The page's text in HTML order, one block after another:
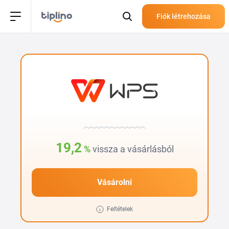
Fiók létrehozása
19,2 % vissza a vásárlásból
Vásárolni
Feltételek